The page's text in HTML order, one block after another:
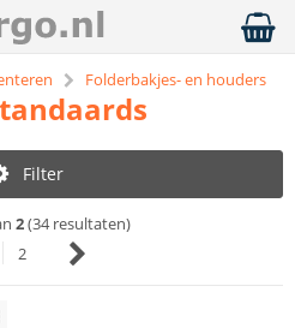
Folderbakjes- en houders
Filter
2(34 resultaten)
2